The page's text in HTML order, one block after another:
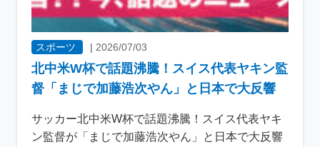
スポーツ | 2026/07/03
北中米W杯で話題沸騰！スイス代表ヤキン監
督「まじで加藤浩次やん」と日本で大反響
サッカー北中米W杯で話題沸騰！スイス代表ヤキ
ン監督が「まじで加藤浩次やん」と日本で大反響